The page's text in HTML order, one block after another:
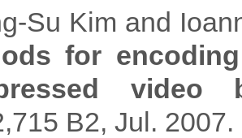
Su Kim and
for
video
B2, Jul. 2007.